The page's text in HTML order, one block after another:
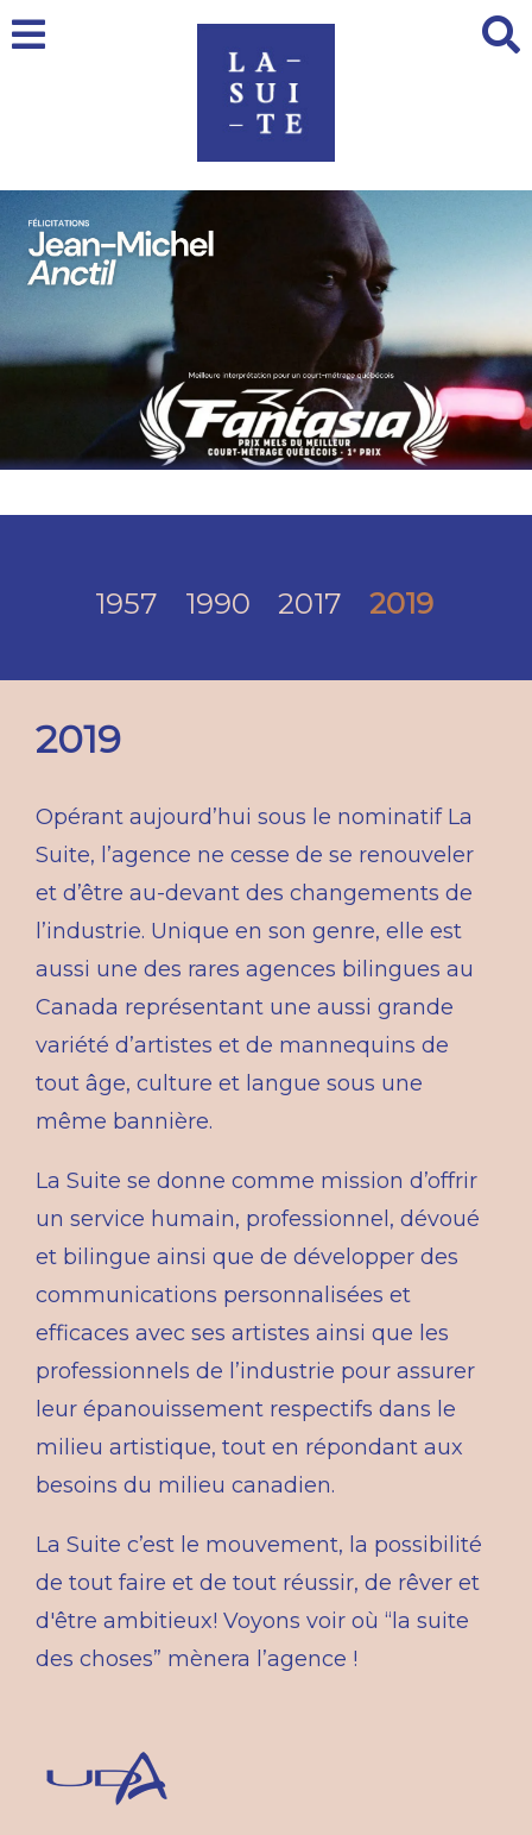
1957 1990 2017 2019
2019
Opérant aujourd’hui sous le nominatif La
Suite, l’agence ne cesse de se renouveler
et d’être au-devant des changements de
l’industrie. Unique en son genre, elle est
aussi une des rares agences bilingues au
Canada représentant une aussi grande
variété d’artistes et de mannequins de
tout âge, culture et langue sous une
même bannière.
La Suite se donne comme mission d’offrir
un service humain, professionnel, dévoué
et bilingue ainsi que de développer des
communications personnalisées et
efficaces avec ses artistes ainsi que les
professionnels de l’industrie pour assurer
leur épanouissement respectifs dans le
milieu artistique, tout en répondant aux
besoins du milieu canadien.
La Suite c’est le mouvement, la possibilité
de tout faire et de tout réussir, de rêver et
d'être ambitieux! Voyons voir où “la suite
des choses” mènera l’agence !